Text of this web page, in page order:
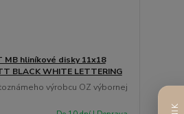
MB hliníkové disky 11x18
BLACK WHITE LETTERING
výrobcu OZ výbornej